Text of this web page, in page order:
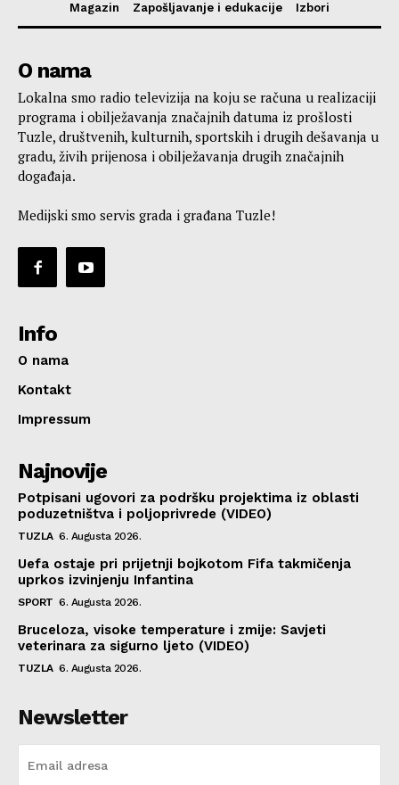
Magazin
Zapošljavanje i edukacije Izbori
O nama
Lokalna smo radio televizija na koju se računa u realizaciji
programa i obilježavanja značajnih datuma iz prošlosti
Tuzle, društvenih, kulturnih, sportskih i drugih dešavanja u
gradu, živih prijenosa i obilježavanja drugih značajnih
događaja.
Medijski smo servis grada i građana Tuzle!
Info
O nama
Kontakt
Impressum
Najnovije
Potpisani ugovori za podršku projektima iz oblasti
poduzetništva i poljoprivrede (VIDEO)
TUZLA 6. Augusta 2026.
Uefa ostaje pri prijetnji bojkotom Fifa takmičenja
uprkos izvinjenju Infantina
SPORT 6. Augusta 2026.
Bruceloza, visoke temperature i zmije: Savjeti
veterinara za sigurno ljeto (VIDEO)
TUZLA 6. Augusta 2026.
Newsletter